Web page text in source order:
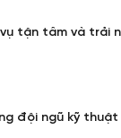
tận tâm và trải
đội ngũ kỹ